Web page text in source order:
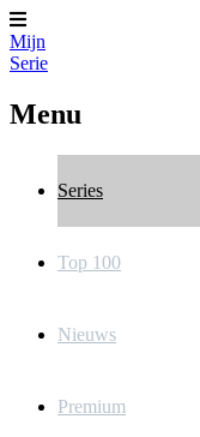
Mijn
Serie
Menu
Series
Top 100
Nieuws
Premium